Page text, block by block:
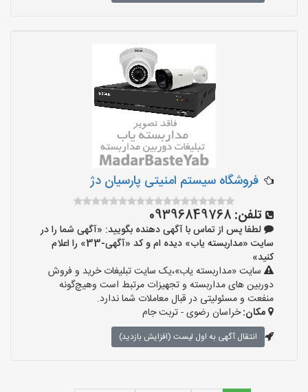
فروشگاه سیستم امنیتی پارسیان دژ
تلفن: 09396849768
لطفا پس از تماس با آگهی دهنده بگویید: «آگهی شما را در
سایت «مداربسته یاب» دیده ام و کد «آگهی-33» را اعلام
کنید»
سایت «مداربسته یاب»،یک سایت تبلیغات خرید و فروش
دوربین های مداربسته و تجهیزات مرتبط است وهیچ‌گونه
منفعت و مسئولیتی در قبال معاملات شما ندارد.
مکان:خراسان رضوی - تربت جام
انتقال آگهی به اول لیست (افزایش بازدید)